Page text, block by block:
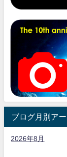
ブログ月別ア
2026年8月